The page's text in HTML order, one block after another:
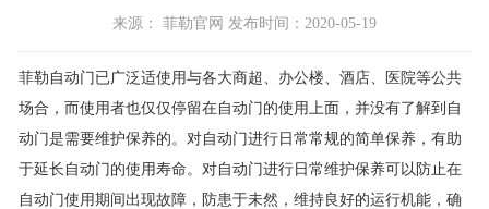
来源： 菲勒官网 发布时间：2020-05-19
菲勒自动门已广泛适使用与各大商超、办公楼、酒店、医院等公共
场合，而使用者也仅仅停留在自动门的使用上面，并没有了解到自
动门是需要维护保养的。对自动门进行日常常规的简单保养，有助
于延长自动门的使用寿命。对自动门进行日常维护保养可以防止在
自动门使用期间出现故障，防患于未然，维持良好的运行机能，确